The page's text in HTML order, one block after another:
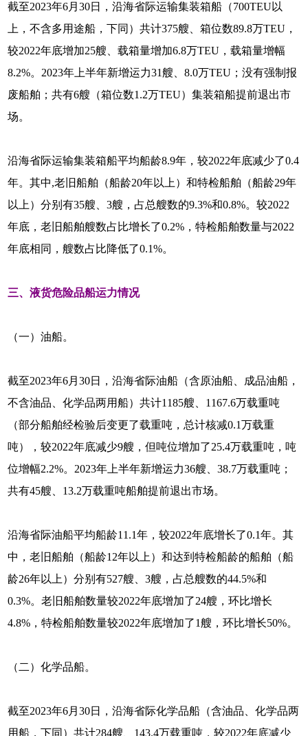
截至2023年6月30日，沿海省际运输集装箱船（700TEU以
上，不含多用途船，下同）共计375艘、箱位数89.8万TEU，
较2022年底增加25艘、载箱量增加6.8万TEU，载箱量增幅
8.2%。2023年上半年新增运力31艘、8.0万TEU；没有强制报
废船舶；共有6艘（箱位数1.2万TEU）集装箱船提前退出市
场。
沿海省际运输集装箱船平均船龄8.9年，较2022年底减少了0.4
年。其中,老旧船舶（船龄20年以上）和特检船舶（船龄29年
以上）分别有35艘、3艘，占总艘数的9.3%和0.8%。较2022
年底，老旧船舶艘数占比增长了0.2%，特检船舶数量与2022
年底相同，艘数占比降低了0.1%。
三、液货危险品船运力情况
（一）油船。
截至2023年6月30日，沿海省际油船（含原油船、成品油船，
不含油品、化学品两用船）共计1185艘、1167.6万载重吨
（部分船舶经检验后变更了载重吨，总计核减0.1万载重
吨），较2022年底减少9艘，但吨位增加了25.4万载重吨，吨
位增幅2.2%。2023年上半年新增运力36艘、38.7万载重吨；
共有45艘、13.2万载重吨船舶提前退出市场。
沿海省际油船平均船龄11.1年，较2022年底增长了0.1年。其
中，老旧船舶（船龄12年以上）和达到特检船龄的船舶（船
龄26年以上）分别有527艘、3艘，占总艘数的44.5%和
0.3%。老旧船舶数量较2022年底增加了24艘，环比增长
4.8%，特检船舶数量较2022年底增加了1艘，环比增长50%。
（二）化学品船。
截至2023年6月30日，沿海省际化学品船（含油品、化学品两
用船，下同）共计284艘、143.4万载重吨，较2022年底减少